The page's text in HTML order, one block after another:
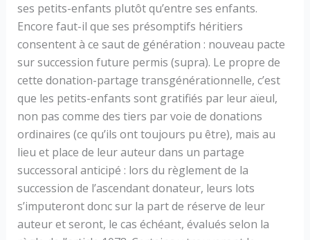
ses petits-enfants plutôt qu’entre ses enfants.
Encore faut-il que ses présomptifs héritiers
consentent à ce saut de génération : nouveau pacte
sur succession future permis (supra). Le propre de
cette donation-partage transgénérationnelle, c’est
que les petits-enfants sont gratifiés par leur aïeul,
non pas comme des tiers par voie de donations
ordinaires (ce qu’ils ont toujours pu être), mais au
lieu et place de leur auteur dans un partage
successoral anticipé : lors du règlement de la
succession de l’ascendant donateur, leurs lots
s’imputeront donc sur la part de réserve de leur
auteur et seront, le cas échéant, évalués selon la